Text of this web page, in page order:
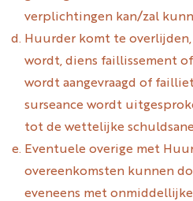
verplichtingen kan/zal
Huurder komt te
wordt, diens faillissement
wordt aangevraagd of
surseance wordt
tot de wettelijke
Eventuele overige met
overeenkomsten kunnen
eveneens met